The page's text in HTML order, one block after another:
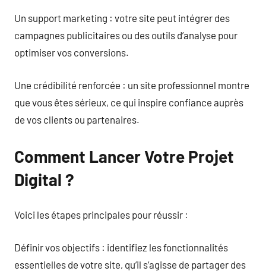
Un support marketing : votre site peut intégrer des
campagnes publicitaires ou des outils d’analyse pour
optimiser vos conversions.
Une crédibilité renforcée : un site professionnel montre
que vous êtes sérieux, ce qui inspire confiance auprès
de vos clients ou partenaires.
Comment Lancer Votre Projet
Digital ?
Voici les étapes principales pour réussir :
Définir vos objectifs : identifiez les fonctionnalités
essentielles de votre site, qu’il s’agisse de partager des